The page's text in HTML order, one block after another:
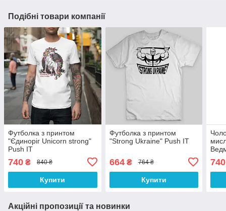
Подібні товари компанії
Футболка з принтом
"Єдиноріг Unicorn strong"
Push IT
740 ₴ 840 ₴
Купити
Футболка з принтом
"Strong Ukraine" Push IT
664₴ 764 ₴
Купити
740
Акційні пропозиції та новинки